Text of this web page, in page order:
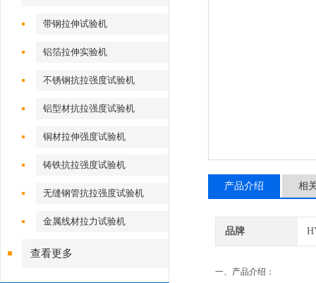
带钢拉伸试验机
铝箔拉伸实验机
不锈钢抗拉强度试验机
铝型材抗拉强度试验机
铜材拉伸强度试验机
铸铁抗拉强度试验机
无缝钢管抗拉强度试验机
金属线材拉力试验机
查看更多
产品介绍 相
品牌
一、产品介绍：